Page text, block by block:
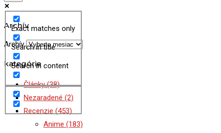
Exact matches only
Search in title
Search in content
Archív
Archív
kategórie
Články(38)
Nezaradené (2)
Recenzie (453)
Anime (183)